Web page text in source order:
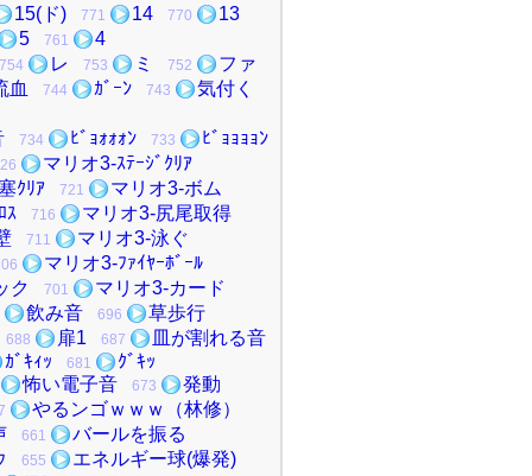
15(ド)
771 14 770
13
5
761 4
754 レ 753 ミ 752
ファ
血
744 ｶﾞｰﾝ 743 気付く
734 ﾋﾞｮｫｫｫﾝ 733 ﾋﾞｮｮｮｮﾝ
マリオ3-ｽﾃｰｼﾞｸﾘｱ
ｸﾘｱ
721
マリオ3-ボム
ｽ
716
マリオ3-尻尾取得
711 マリオ3-泳ぐ
マリオ3-ﾌｧｲﾔｰﾎﾞｰﾙ
ク
701
マリオ3-カード
飲み音
696 草歩行
688 扉1 687
皿が割れる音
ｶﾞｷｨｯ
681
ｸﾞｷｯ
怖い電子音
673 発動
やるンゴｗｗｗ（林修）
661
バールを振る
655
エネルギー球(爆発)